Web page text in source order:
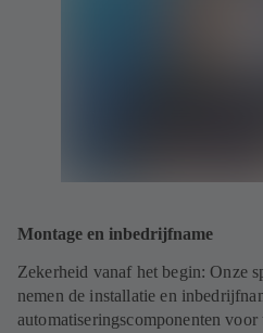
Montage en inbedrijfname
Zekerheid vanaf het begin: Onze
nemen de installatie en
automatiseringscomponenten